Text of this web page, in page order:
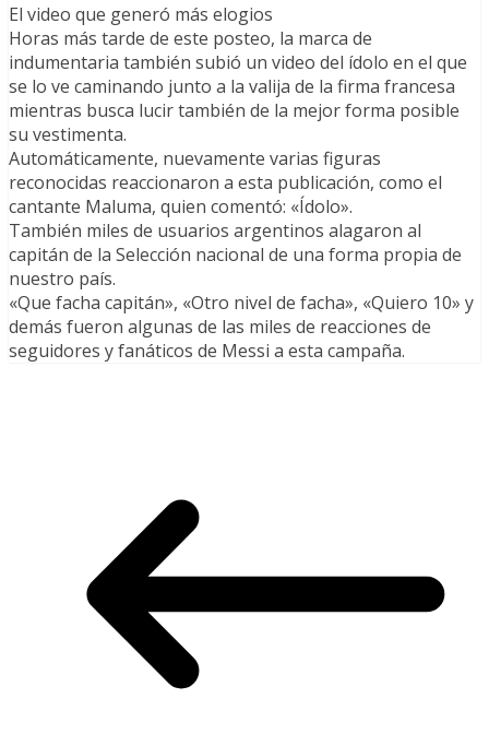
El video que generó más elogios
Horas más tarde de este posteo, la marca de
indumentaria también subió un video del ídolo en el que
se lo ve caminando junto a la valija de la firma francesa
mientras busca lucir también de la mejor forma posible
su vestimenta.
Automáticamente, nuevamente varias figuras
reconocidas reaccionaron a esta publicación, como el
cantante Maluma, quien comentó: «Ídolo».
También miles de usuarios argentinos alagaron al
capitán de la Selección nacional de una forma propia de
nuestro país.
«Que facha capitán», «Otro nivel de facha», «Quiero 10» y
demás fueron algunas de las miles de reacciones de
seguidores y fanáticos de Messi a esta campaña.